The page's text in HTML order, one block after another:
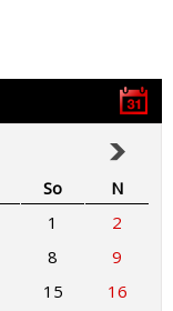
So
N
1
2
8
9
15
16